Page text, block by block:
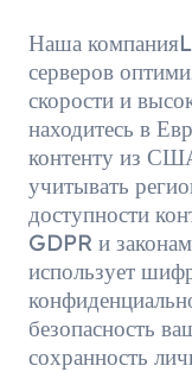
Наша
серверов
скорости и
находитесь в
контенту из
учитывать
доступности
GDPR и
использует
безопасность
сохранность